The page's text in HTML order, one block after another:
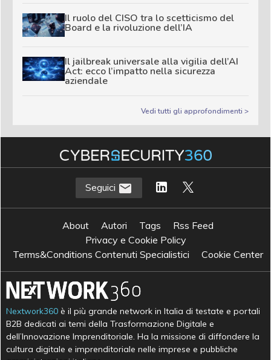
Il ruolo del CISO tra lo scetticismo del
Board e la rivoluzione dell’IA
Il jailbreak universale alla vigilia dell’AI
Act: ecco l’impatto nella sicurezza
aziendale
Vedi tutti gli approfondimenti >
Seguici
About Autori Tags
Rss Feed
Privacy e Cookie Policy
Terms&Conditions Contenuti Specialistici
Cookie Center
Nextwork360 è il più grande network in Italia di testate e portali
B2B dedicati ai temi della Trasformazione Digitale e
dell’Innovazione Imprenditoriale. Ha la missione di diffondere la
cultura digitale e imprenditoriale nelle imprese e pubbliche